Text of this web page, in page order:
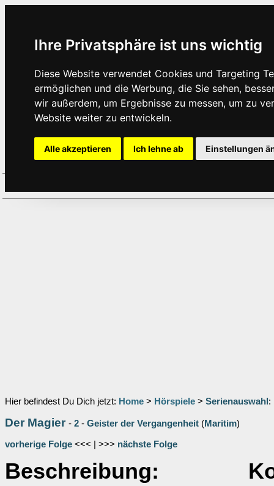
Ihre Privatsphäre ist uns wichtig
Diese Website verwendet Cookies und Targeting
ermöglichen und die Werbung, die Sie sehen,
wir außerdem, um Ergebnisse zu messen, um zu
Website weiter zu entwickeln.
Alle akzeptieren Ich lehne ab Einstellungen
Hier befindest Du Dich jetzt: Home > Hörspiele > Serienauswahl :
Der Magier - 2 - Geister der Vergangenheit (Maritim)
vorherige Folge <<< | >>> nächste Folge
Beschreibung: